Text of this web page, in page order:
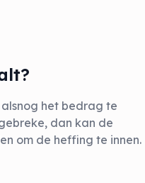
het bedrag te
dan kan de
om de heffing te innen.